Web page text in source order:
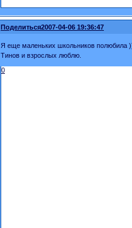
Поделиться2007-04-06 19:36:47
Я еще маленьких школьников полюбила
Тинов и взрослых люблю.
0